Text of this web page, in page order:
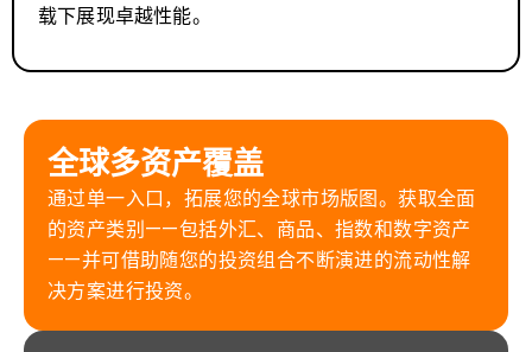
载下展现卓越性能。
全球多资产覆盖
通过单一入口，拓展您的全球市场版图。获取全面
的资产类别——包括外汇、商品、指数和数字资产
——并可借助随您的投资组合不断演进的流动性解
决方案进行投资。